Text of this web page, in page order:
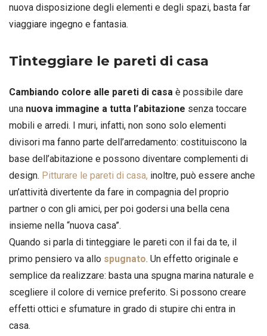
nuova disposizione degli elementi e degli spazi, basta far
viaggiare ingegno e fantasia.
Tinteggiare le pareti di casa
Cambiando colore alle pareti di casa è possibile dare
una nuova immagine a tutta l’abitazione senza toccare
mobili e arredi. I muri, infatti, non sono solo elementi
divisori ma fanno parte dell’arredamento: costituiscono la
base dell’abitazione e possono diventare complementi di
design. Pitturare le pareti di casa, inoltre, può essere anche
un’attività divertente da fare in compagnia del proprio
partner o con gli amici, per poi godersi una bella cena
insieme nella “nuova casa”.
Quando si parla di tinteggiare le pareti con il fai da te, il
primo pensiero va allo spugnato. Un effetto originale e
semplice da realizzare: basta una spugna marina naturale e
scegliere il colore di vernice preferito. Si possono creare
effetti ottici e sfumature in grado di stupire chi entra in
casa.